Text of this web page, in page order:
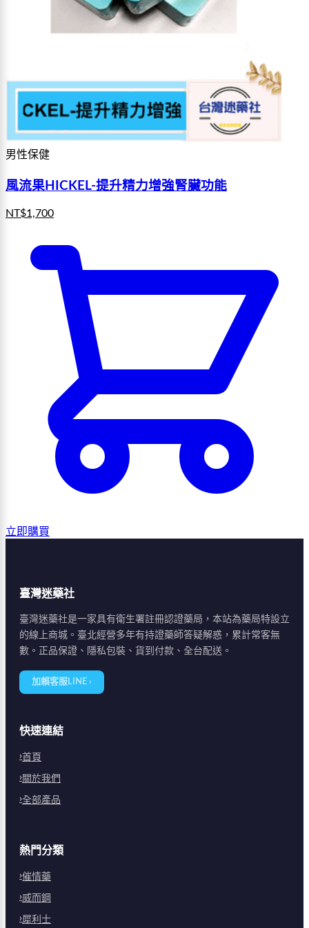
男性保健
風流果HICKEL-提升精力增強腎臟功能
NT$1,700
立即購買
臺灣迷藥社
臺灣迷藥社是一家具有衛生署註冊認證藥局，本站為藥局特設立
的線上商城。臺北經營多年有持證藥師答疑解惑，累計常客無
數。正品保證、隱私包裝、貨到付款、全台配送。
加賴客服LINE ›
快速連結
首頁
關於我們
全部產品
熱門分類
催情藥
威而鋼
犀利士